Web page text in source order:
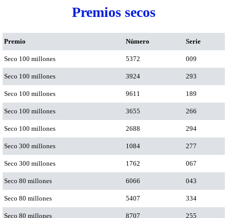
Premios secos
Premio Número Serie
Seco 100 millones 5372 009
Seco 100 millones 3924 293
Seco 100 millones 9611 189
Seco 100 millones 3655 266
Seco 100 millones 2688 294
Seco 300 millones 1084 277
Seco 300 millones 1762 067
Seco 80 millones 6066 043
Seco 80 millones 5407 334
Seco 80 millones 8707 255